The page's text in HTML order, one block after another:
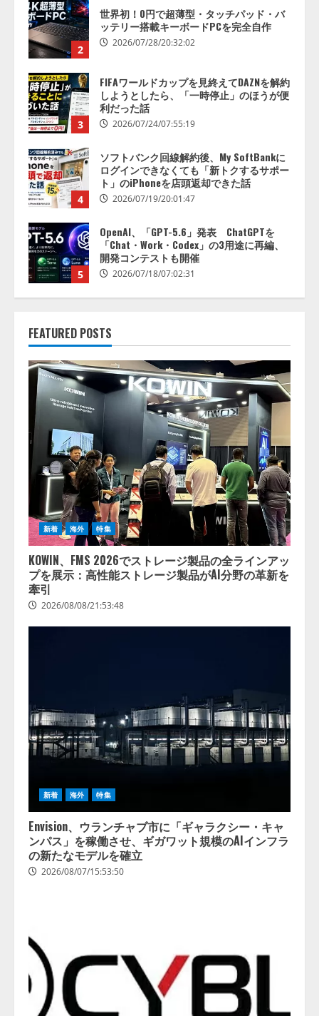
3
FIFAワールドカップを見終えてDAZNを解約
しようとしたら、「一時停止」のほうが便
利だった話
2026/07/24/07:55:19
4
ソフトバンク回線解約後、My SoftBankに
ログインできなくても「新トクするサポー
ト」のiPhoneを店頭返却できた話
2026/07/19/20:01:47
5
OpenAI、「GPT-5.6」発表 ChatGPTを
「Chat・Work・Codex」の3用途に再編、
開発コンテストも開催
2026/07/18/07:02:31
1
日本初！日本通信の新ブランド「blue
mobile」料金・コース・プランを完全予測
2026/07/30/07:41:23
2
ッテリー搭載キーボードPCを完全自作
FIFAワールドカップを見終えてDAZNを解約
しようとしたら、「一時停止」のほうが便
利だった話
2026/07/24/07:55:19
4
ソフトバンク回線解約後、My SoftBankに
ログインできなくても「新トクするサポー
ト」のiPhoneを店頭返却できた話
2026/07/19/20:01:47
FEATURED POSTS
新着 海外 特集
KOWIN、FMS 2026でストレージ製品の全ラインアッ
プを展示：高性能ストレージ製品がAI分野の革新を
牽引
2026/08/08/21:53:48
新着 海外 特集
Envision、ウランチャブ市に「ギャラクシー・キャ
ンパス」を稼働させ、ギガワット規模のAIインフラ
の新たなモデルを確立
2026/08/07/15:53:50